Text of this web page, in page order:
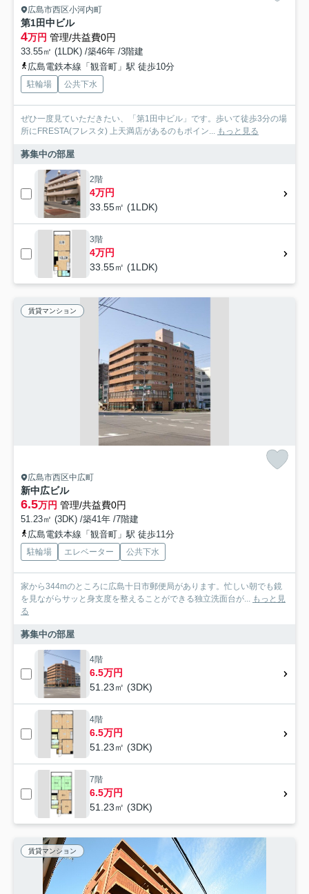
広島市西区小河内町
第1田中ビル
4万円 管理/共益費0円
33.55㎡ (1LDK) /築46年 /3階建
広島電鉄本線「観音町」駅 徒歩10分
駐輪場 公共下水
ぜひ一度見ていただきたい、「第1田中ビル」です。歩いて徒歩3分の場
所にFRESTA(フレスタ) 上天満店があるのもポイン... もっと見る
募集中の部屋
2階
4万円
33.55㎡ (1LDK)
3階
4万円
33.55㎡ (1LDK)
賃貸マンション
広島市西区中広町
新中広ビル
6.5万円 管理/共益費0円
51.23㎡ (3DK) /築41年 /7階建
広島電鉄本線「観音町」駅 徒歩11分
駐輪場 エレベーター 公共下水
家から344mのところに広島十日市郵便局があります。忙しい朝でも鏡
を見ながらサッと身支度を整えることができる独立洗面台が... もっと見
る
募集中の部屋
4階
6.5万円
51.23㎡ (3DK)
4階
6.5万円
51.23㎡ (3DK)
7階
6.5万円
51.23㎡ (3DK)
賃貸マンション